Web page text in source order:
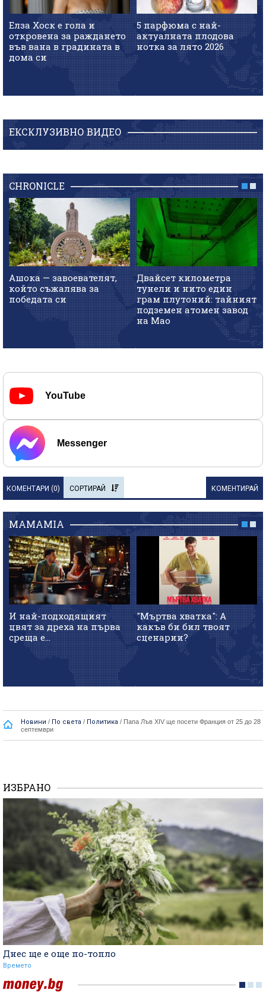
Елза Хоск е гола и
откровена за раждането
във вана в градината в
дома си
5 парфюма с най-
актуалната плодова
нотка за лято 2026
ЕКСКЛУЗИВНО ВИДЕО
CHRONICLE
Ашока — завоевателят,
който съжалява за
победата си
Двайсет километра
тунели и нито един
грам плутоний: тайният
подземен атомен завод
на Мао
YouTube
Messenger
КОМЕНТАРИ (0) СОРТИРАЙ КОМЕНТИРАЙ
MAMAMIA
И най-подходящият
цвят за дреха на първа
среща е...
"Мъртва хватка": А
какъв би бил твоят
сценарии?
Новини / По света / Политика / Папа Лъв XIV ще посети Франция от 25 до 28
септември
ИЗБРАНО
Днес ще е още по-топло
Времето